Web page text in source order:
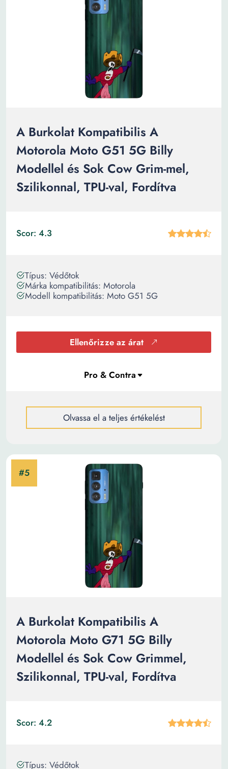
A Burkolat Kompatibilis A
Motorola Moto G51 5G Billy
Modellel és Sok Cow Grim-mel,
Szilikonnal, TPU-val, Fordítva
Scor: 4.3
Típus: Védőtok
Márka kompatibilitás: Motorola
Modell kompatibilitás: Moto G51 5G
Ellenőrizze az árat
Olvassa el a teljes értékelést
A Burkolat Kompatibilis A
Motorola Moto G71 5G Billy
Modellel és Sok Cow Grimmel,
Szilikonnal, TPU-val, Fordítva
Scor: 4.2
Típus: Védőtok